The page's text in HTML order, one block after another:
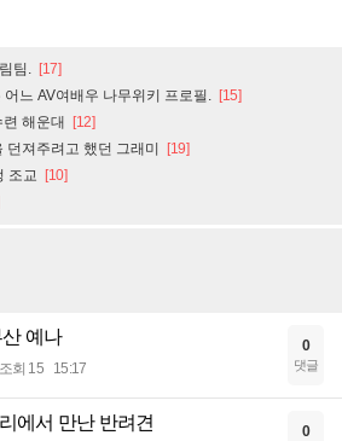
팀. [17]
느 AV여배우 나무위키 프로필. [15]
해운대 [12]
던져주려고 했던 그래미 [19]
조교 [10]
예나
조회 15 15:17
0
댓글
에서 만난 반려견 0